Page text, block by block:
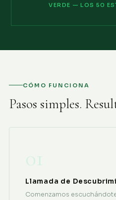
VERDE — LOS 50
CÓMO FUNCIONA
Pasos simples.
01
Llamada de
Comenzamos